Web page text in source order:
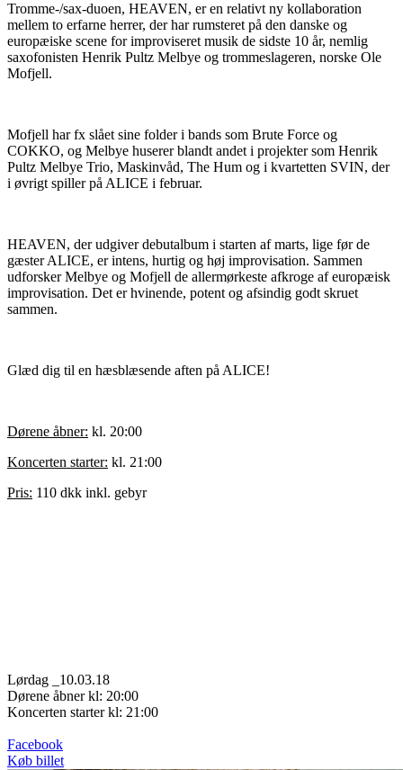
Tromme-/sax-duoen, HEAVEN, er en relativt ny kollaboration
mellem to erfarne herrer, der har rumsteret på den danske og
europæiske scene for improviseret musik de sidste 10 år, nemlig
saxofonisten Henrik Pultz Melbye og trommeslageren, norske Ole
Mofjell.
Mofjell har fx slået sine folder i bands som Brute Force og
COKKO, og Melbye huserer blandt andet i projekter som Henrik
Pultz Melbye Trio, Maskinvåd, The Hum og i kvartetten SVIN, der
i øvrigt spiller på ALICE i februar.
HEAVEN, der udgiver debutalbum i starten af marts, lige før de
gæster ALICE, er intens, hurtig og høj improvisation. Sammen
udforsker Melbye og Mofjell de allermørkeste afkroge af europæisk
improvisation. Det er hvinende, potent og afsindig godt skruet
sammen.
Glæd dig til en hæsblæsende aften på ALICE!
Dørene åbner: kl. 20:00
Koncerten starter: kl. 21:00
Pris: 110 dkk inkl. gebyr
Lørdag _10.03.18
Dørene åbner kl: 20:00
Koncerten starter kl: 21:00
Facebook
Køb billet